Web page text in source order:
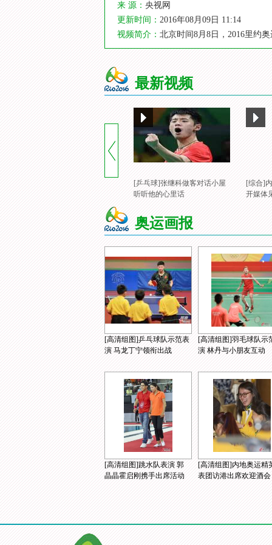
来 源： 央视网
更新时间： 2016年08月09日 11:14
视频简介： 北京时间8月8日，2016里约
最新视频
[乒乓球]张继科做客对话小屋
听听他的心里话
[综合]
开媒体
奥运画报
[高清组图]乒乓球队示范表
演 马龙丁宁领衔出战
[高清组图]羽毛球队示
演 林丹与小朋友互动
[高清组图]跳水队表演 郭
晶晶霍启刚携手出席活动
[高清组图]内地奥运精
表团访港出席欢迎酒会